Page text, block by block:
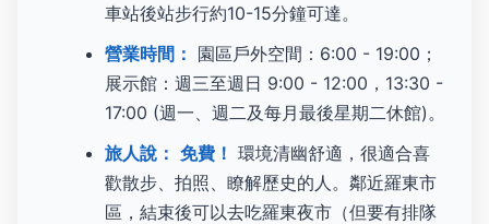
車站後站步行約10-15分鐘可達。
營業時間： 園區戶外空間：6:00 - 19:00；
展示館：週三至週日 9:00 - 12:00，13:30 -
17:00 (週一、週二及每月最後星期二休館)。
旅人說： 免費！ 環境清幽舒適，很適合喜
歡散步、拍照、瞭解歷史的人。鄰近羅東市
區，結束後可以去吃羅東夜市（但要有排隊